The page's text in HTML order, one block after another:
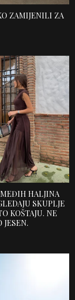
ZAMIJENILI ZA
HALJINA
SKUPLJE
KOŠTAJU. NE
JESEN.